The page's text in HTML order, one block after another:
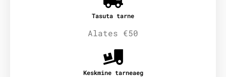
Tasuta tarne
Alates €50
Keskmine tarneaeg